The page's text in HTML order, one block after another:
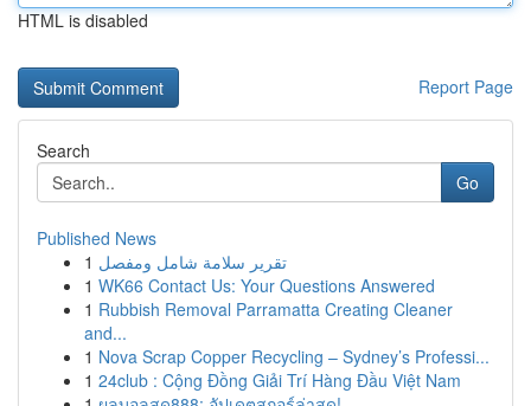
HTML is disabled
Report Page
Search
Go
Published News
1 تقرير سلامة شامل ومفصل
1 WK66 Contact Us: Your Questions Answered
1 Rubbish Removal Parramatta Creating Cleaner
and...
1 Nova Scrap Copper Recycling – Sydney’s Professi...
1 24club : Cộng Đồng Giải Trí Hàng Đầu Việt Nam